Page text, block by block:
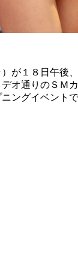
が１８日午後
オ通りのＳＭ
ングイベント